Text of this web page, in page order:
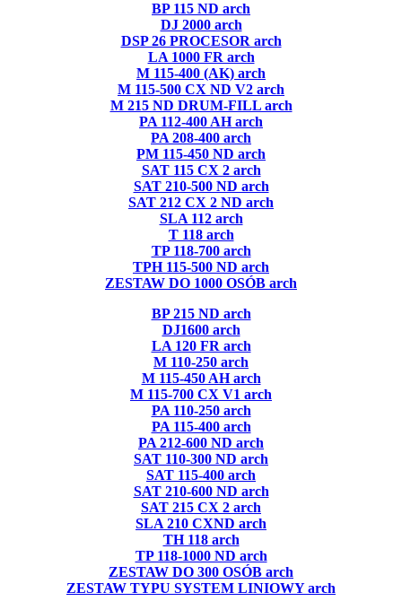
BP 115 ND arch
DJ 2000 arch
DSP 26 PROCESOR arch
LA 1000 FR arch
M 115-400 (AK) arch
M 115-500 CX ND V2 arch
M 215 ND DRUM-FILL arch
PA 112-400 AH arch
PA 208-400 arch
PM 115-450 ND arch
SAT 115 CX 2 arch
SAT 210-500 ND arch
SAT 212 CX 2 ND arch
SLA 112 arch
T 118 arch
TP 118-700 arch
TPH 115-500 ND arch
ZESTAW DO 1000 OSÓB arch
BP 215 ND arch
DJ1600 arch
LA 120 FR arch
M 110-250 arch
M 115-450 AH arch
M 115-700 CX V1 arch
PA 110-250 arch
PA 115-400 arch
PA 212-600 ND arch
SAT 110-300 ND arch
SAT 115-400 arch
SAT 210-600 ND arch
SAT 215 CX 2 arch
SLA 210 CXND arch
TH 118 arch
TP 118-1000 ND arch
ZESTAW DO 300 OSÓB arch
ZESTAW TYPU SYSTEM LINIOWY arch